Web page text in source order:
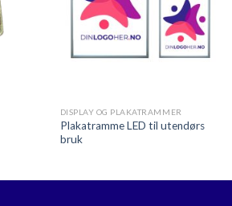
DISPLAY OG PLAKATRAMMER
Plakatramme LED til utendørs
bruk